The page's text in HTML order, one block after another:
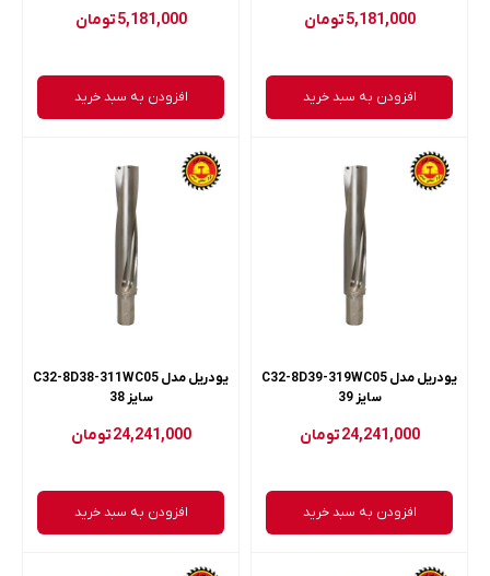
5,181,000تومان
افزودن به سبد خرید
5,181,000تومان
افزودن به سبد خرید
یودریل مدل C32-8D39-319WC05
سایز 39
24,241,000تومان
افزودن به سبد خرید
یودریل مدل C32-8D38-311WC05
سایز 38
24,241,000تومان
افزودن به سبد خرید